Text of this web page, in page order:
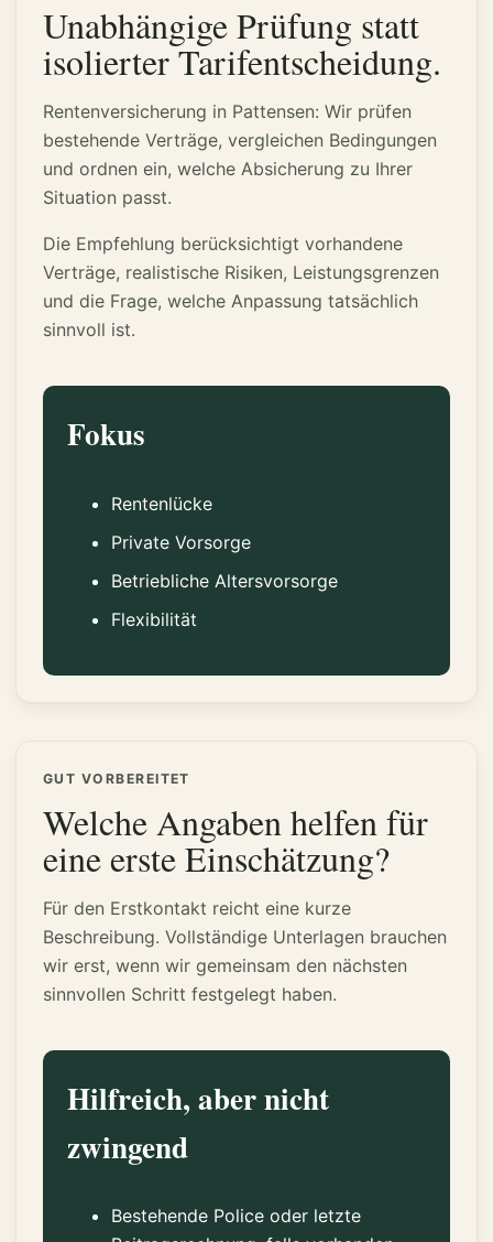
Unabhängige Prüfung statt
isolierter Tarifentscheidung.
Rentenversicherung in Pattensen: Wir prüfen
bestehende Verträge, vergleichen Bedingungen
und ordnen ein, welche Absicherung zu Ihrer
Situation passt.
Die Empfehlung berücksichtigt vorhandene
Verträge, realistische Risiken, Leistungsgrenzen
und die Frage, welche Anpassung tatsächlich
sinnvoll ist.
Fokus
Rentenlücke
Private Vorsorge
Betriebliche Altersvorsorge
Flexibilität
GUT VORBEREITET
Welche Angaben helfen für
eine erste Einschätzung?
Für den Erstkontakt reicht eine kurze
Beschreibung. Vollständige Unterlagen brauchen
wir erst, wenn wir gemeinsam den nächsten
sinnvollen Schritt festgelegt haben.
Hilfreich, aber nicht
zwingend
Bestehende Police oder letzte